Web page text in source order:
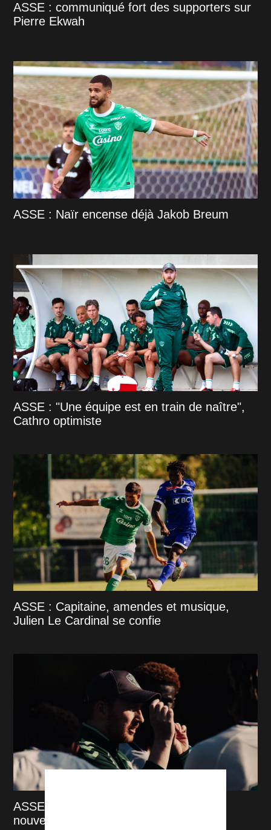
ASSE : communiqué fort des supporters sur
Pierre Ekwah
ASSE : Naïr encense déjà Jakob Breum
ASSE : "Une équipe est en train de naître",
Cathro optimiste
ASSE : Capitaine, amendes et musique,
Julien Le Cardinal se confie
ASSE : deux victoires, un record et une
nouvelle recrue